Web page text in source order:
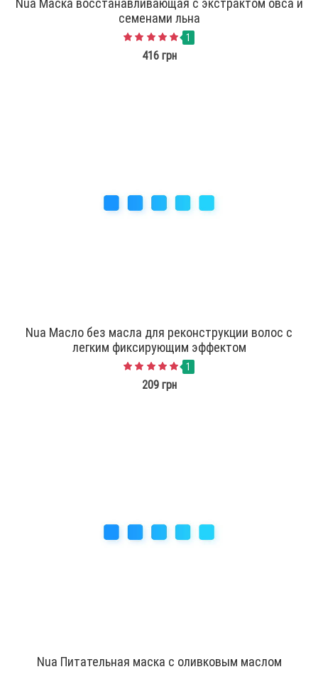
семенами льна
1
416 грн
Nua Масло без масла для реконструкции волос с
легким фиксирующим эффектом
1
209 грн
Nua Питательная маска с оливковым маслом